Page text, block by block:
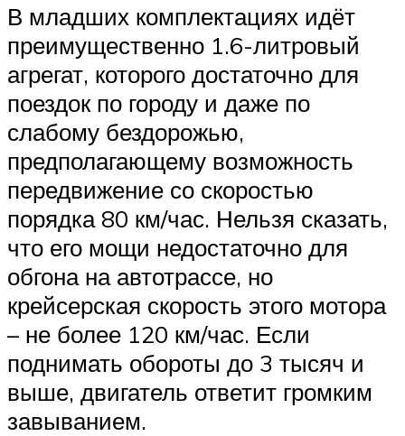
В младших комплектациях идёт
преимущественно 1.6-литровый
агрегат, которого достаточно для
поездок по городу и даже по
слабому бездорожью,
предполагающему возможность
передвижение со скоростью
порядка 80 км/час. Нельзя сказать,
что его мощи недостаточно для
обгона на автотрассе, но
крейсерская скорость этого мотора
– не более 120 км/час. Если
поднимать обороты до 3 тысяч и
выше, двигатель ответит громким
завыванием.